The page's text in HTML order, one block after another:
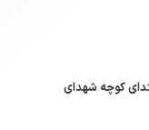
کوچه شهدای